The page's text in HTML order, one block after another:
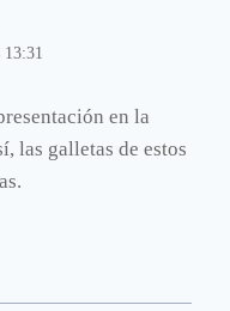
13:31
en la
las galletas de estos